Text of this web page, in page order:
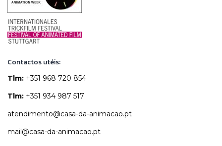
Contactos utéis:
Tlm: +351 968 720 854
Tlm: +351 934 987 517
atendimento@casa-da-animacao.pt
mail@casa-da-animacao.pt